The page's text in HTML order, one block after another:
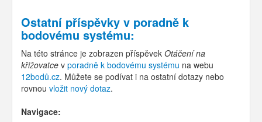
Ostatní příspěvky v poradně k
bodovému systému:
Na této stránce je zobrazen příspěvek Otáčení na
křižovatce v poradně k bodovému systému na webu
12bodů.cz. Můžete se podívat i na ostatní dotazy nebo
rovnou vložit nový dotaz.
Navigace: